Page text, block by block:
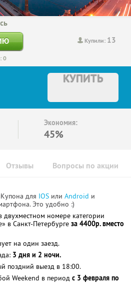
Купили: 13
0
КУПИТЬ
Экономия:
45%
Отзывы Вопросы по акции
для IOS или Android и
Это удобно :)
номере категории
в Санкт-Петербурге за 4400р. вместо
на один заезд.
3 дня и 2 ночи.
поздний выезд в 18:00.
Weekend в период с 3 февраля по